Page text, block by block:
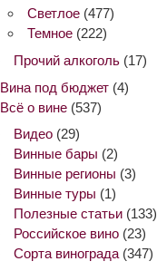
Светлое (477)
Темное (222)
Прочий алкоголь (17)
Вина под бюджет (4)
Всё о вине (537)
Видео (29)
Винные бары (2)
Винные регионы (3)
Винные туры (1)
Полезные статьи (133)
Российское вино (23)
Сорта винограда (347)